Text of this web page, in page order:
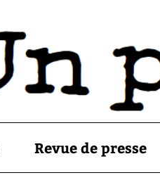
Revue de presse